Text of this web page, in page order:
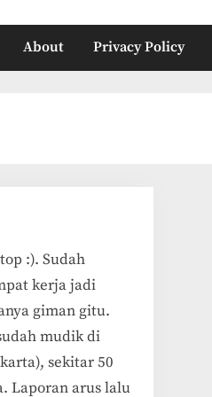
About Privacy Policy
:). Sudah
kerja jadi
giman gitu.
mudik di
sekitar 50
Laporan arus lalu